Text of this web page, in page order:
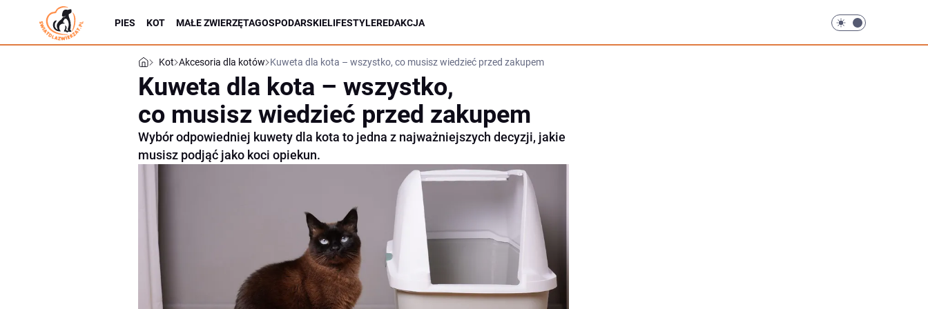
PIES KOT MAŁE ZWIERZĘTAGOSPODARSKIELIFESTYLEREDAKCJA
Kot Akcesoria dla kotów Kuweta dla kota – wszystko, co musisz wiedzieć przed zakupem
Kuweta dla kota – wszystko,
co musisz wiedzieć przed zakupem
Wybór odpowiedniej kuwety dla kota to jedna z najważniejszych decyzji, jakie
musisz podjąć jako koci opiekun.